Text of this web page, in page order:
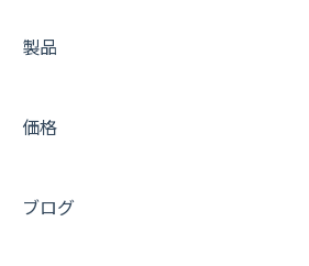
製品
価格
ブログ